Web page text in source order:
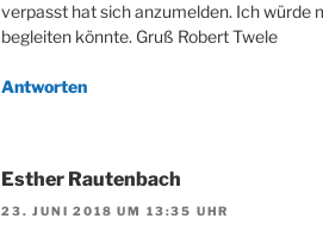
verpasst hat sich anzumelden. Ich würde
begleiten könnte. Gruß Robert Twele
Antworten
Esther Rautenbach
23. JUNI 2018 UM 13:35 UHR